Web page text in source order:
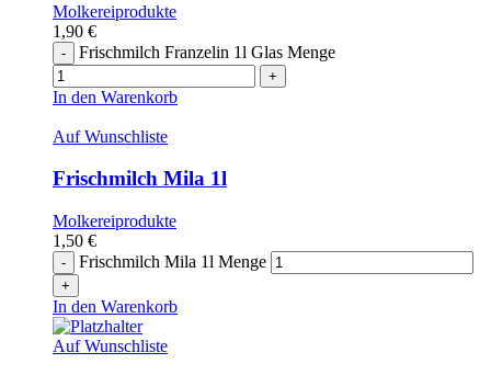
Molkereiprodukte
1,90 €
Frischmilch Franzelin 1l Glas Menge
In den Warenkorb
Auf Wunschliste
Frischmilch Mila 1l
Molkereiprodukte
1,50 €
Frischmilch Mila 1l Menge
In den Warenkorb
Auf Wunschliste